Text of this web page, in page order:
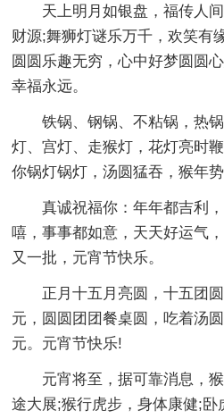
天上明月如银盘，福传人
财源;舞狮灯谜乐万千，欢笑有
圆圆乐趣无穷，心中好梦圆圆
幸福永远。
铁锅、钢锅、不粘锅，热
灯、宫灯、走猴灯，花灯亮时
你锅灯锅灯，汤圆猛吞，猴年
真诚祝福你：年年都吉利
嘻，事事都如意，天天好运气
又一批，元宵节快乐。
正月十五月亮圆，十五团
元，圆圆团团餐桌圆，吃着汤
元。元宵节快乐!
元宵将至，据可靠消息，
途大展;猴行虎步，身体康健;